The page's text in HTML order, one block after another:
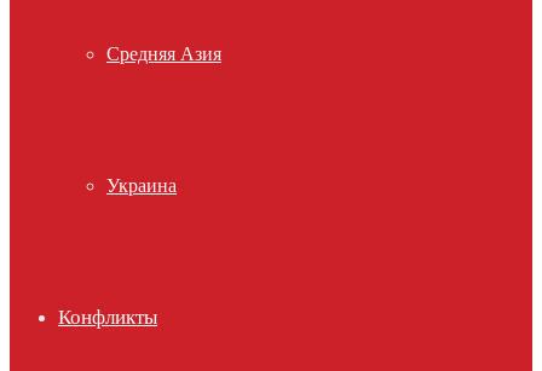
Средняя Азия
Украина
Конфликты